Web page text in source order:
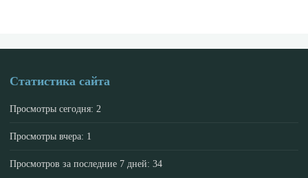
Статистика сайта
Просмотры сегодня: 2
Просмотры вчера: 1
Просмотров за последние 7 дней:34